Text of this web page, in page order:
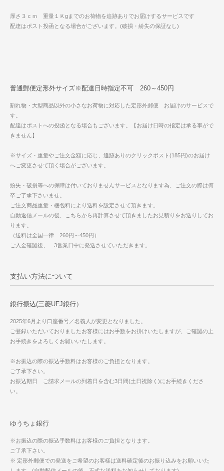
厚さ３ｃｍ 重量１Ｋgまでのお荷物を追跡ありでお届けするサービスです
配達はポスト投函となる場合がございます。(破損・紛失の保証なし)
普通郵便定形外サイズ※配達日時指定不可 260～450円
割れ物・大型商品以外の小さなお荷物に対応した定形外郵便 お届けのサービスで
す。
配達はポストへの投函となる場合もございます。【お届け日時の指定は承る事がで
きません】
※サイズ・重量やご注文金額に応じ、追跡ありのクリックポスト(185円)のお届け
へご変更させて頂く場合がございます。
紛失・破損等への保障は付いておりませんサービスとなります為、ご注文の際は何
卒ご了承下さいませ。
ご注文商品重量・梱包料により送料を設定させて頂きます。
自動返信メールの後、こちらから再計算させて頂きましたお見積りをお送りしてお
ります。
（送料は全国一律 260円～450円）
ご入金確認後、 3営業日中に発送させていただきます。
支払い方法について
銀行振込(三菱UFJ銀行）
2025年6月より口座番号／名義人が変更となりました。
ご登録いただいておりましたお客様にはお手数をお掛けいたしますが、ご確認の上
お手続きをよろしくお願いいたします。
※お振込の際の振込手数料はお客様のご負担となります。
ご了承下さい。
お振込期日 ご請求メールの到着日を含む3日間(土日祝除く)にお手続きくださ
い。
ゆうちょ銀行
※お振込の際の振込手数料はお客様のご負担となります。
ご了承下さい。
※ 定形外郵便での発送をご希望のお客様は送料確定後のお振り込みをお願いいた